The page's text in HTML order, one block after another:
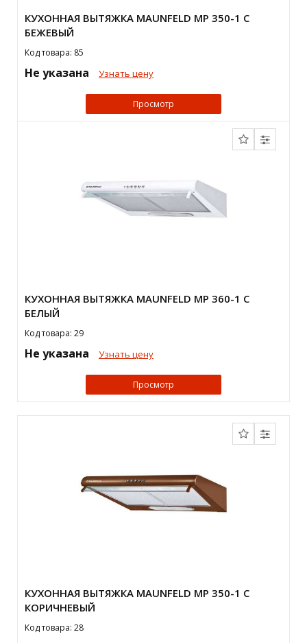
КУХОННАЯ ВЫТЯЖКА MAUNFELD MP 350-1 C
БЕЖЕВЫЙ
Код товара: 85
Не указана Узнать цену
Просмотр
КУХОННАЯ ВЫТЯЖКА MAUNFELD MP 360-1 C
БЕЛЫЙ
Код товара: 29
Не указана Узнать цену
Просмотр
КУХОННАЯ ВЫТЯЖКА MAUNFELD MP 350-1 C
КОРИЧНЕВЫЙ
Код товара: 28